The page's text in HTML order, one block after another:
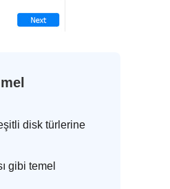
disk türlerine
gibi temel